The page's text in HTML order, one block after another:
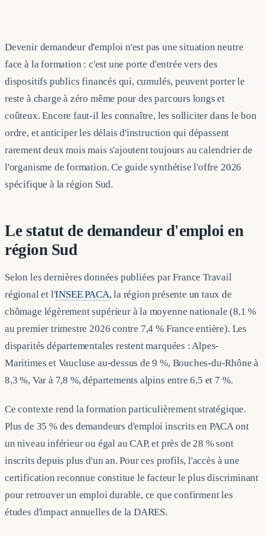
Devenir demandeur d'emploi n'est pas une situation neutre
face à la formation : c'est une porte d'entrée vers des
dispositifs publics financés qui, cumulés, peuvent porter le
reste à charge à zéro même pour des parcours longs et
coûteux. Encore faut-il les connaître, les solliciter dans le bon
ordre, et anticiper les délais d'instruction qui dépassent
rarement deux mois mais s'ajoutent toujours au calendrier de
l'organisme de formation. Ce guide synthétise l'offre 2026
spécifique à la région Sud.
Le statut de demandeur d'emploi en
région Sud
Selon les dernières données publiées par France Travail
régional et l'INSEE PACA, la région présente un taux de
chômage légèrement supérieur à la moyenne nationale (8,1 %
au premier trimestre 2026 contre 7,4 % France entière). Les
disparités départementales restent marquées : Alpes-
Maritimes et Vaucluse au-dessus de 9 %, Bouches-du-Rhône à
8,3 %, Var à 7,8 %, départements alpins entre 6,5 et 7 %.
Ce contexte rend la formation particulièrement stratégique.
Plus de 35 % des demandeurs d'emploi inscrits en PACA ont
un niveau inférieur ou égal au CAP, et près de 28 % sont
inscrits depuis plus d'un an. Pour ces profils, l'accès à une
certification reconnue constitue le facteur le plus discriminant
pour retrouver un emploi durable, ce que confirment les
études d'impact annuelles de la DARES.